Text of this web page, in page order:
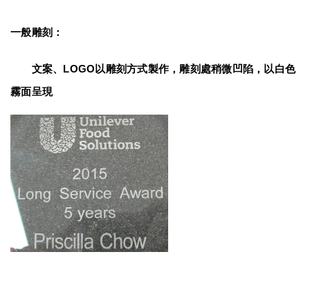
一般雕刻：
文案、LOGO以雕刻方式製作，雕刻處稍微凹陷，以白色
霧面呈現